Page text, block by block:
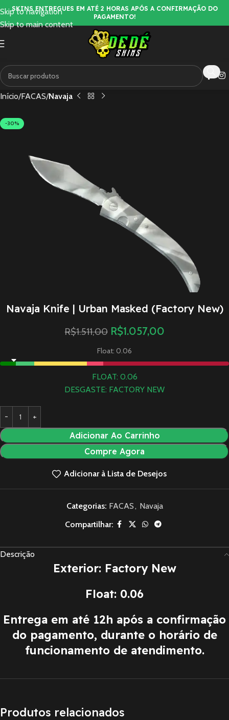
Skip to navigation
Skip to main content
SKINS ENTREGUES EM ATÉ 2 HORAS APÓS A CONFIRMAÇÃO DO
PAGAMENTO!
Início FACAS Navaja
-30%
Navaja Knife | Urban Masked (Factory New)
R$1.511,00 R$1.057,00
Float: 0.06
FLOAT: 0.06
DESGASTE: FACTORY NEW
Adicionar Ao Carrinho
Compre Agora
Adicionar à Lista de Desejos
Categorias: FACAS, Navaja
Compartilhar:
Descrição
Exterior: Factory New
Float: 0.06
Entrega em até 12h após a confirmação
do pagamento, durante o horário de
funcionamento de atendimento.
Produtos relacionados